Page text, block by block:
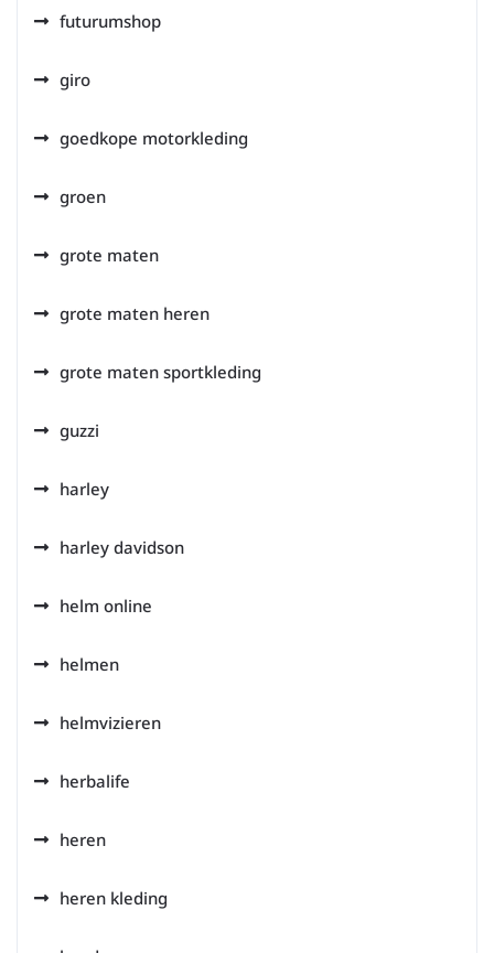
futurumshop
giro
goedkope motorkleding
groen
grote maten
grote maten heren
grote maten sportkleding
guzzi
harley
harley davidson
helm online
helmen
helmvizieren
herbalife
heren
heren kleding